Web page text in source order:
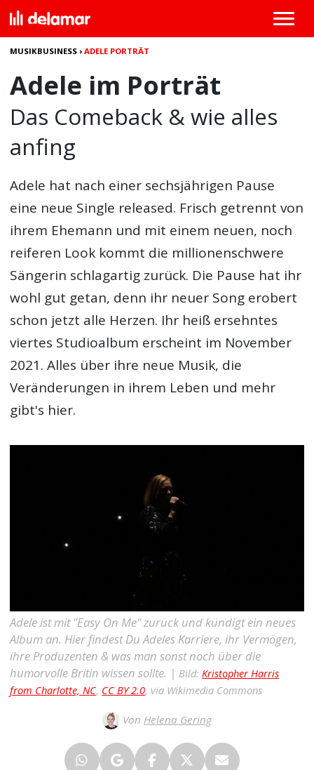
MUSIKBUSINESS ›ADELE PORTRÄT
Adele im Porträt
Das Comeback & wie alles
anfing
Adele hat nach einer sechsjährigen Pause
eine neue Single released. Frisch getrennt von
ihrem Ehemann und mit einem neuen, noch
reiferen Look kommt die millionenschwere
Sängerin schlagartig zurück. Die Pause hat ihr
wohl gut getan, denn ihr neuer Song erobert
schon jetzt alle Herzen. Ihr heiß ersehntes
viertes Studioalbum erscheint im November
2021. Alles über ihre neue Musik, die
Veränderungen in ihrem Leben und mehr
gibt's hier.
Adele ist mit "Easy On Me" zurück und kündigt ein neues
Album an. Hier findest Du Adeles Karriere, ihr Vermögen,
ihre Produzenten & was man sonst noch über die
humorvolle Britin wissen sollte. |Bild:Kristopher Harris
from Charlotte, NC, CC BY 2.0, via Wikimedia Commons
Von Helena Gering